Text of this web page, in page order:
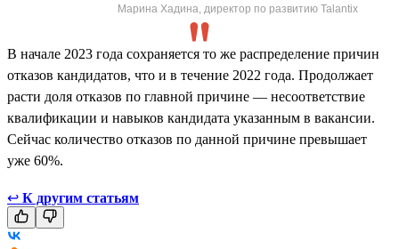
Марина Хадина, директор по развитию Talantix
В начале 2023 года сохраняется то же распределение причин
отказов кандидатов, что и в течение 2022 года. Продолжает
расти доля отказов по главной причине — несоответствие
квалификации и навыков кандидата указанным в вакансии.
Сейчас количество отказов по данной причине превышает
уже 60%.
↩ К другим статьям